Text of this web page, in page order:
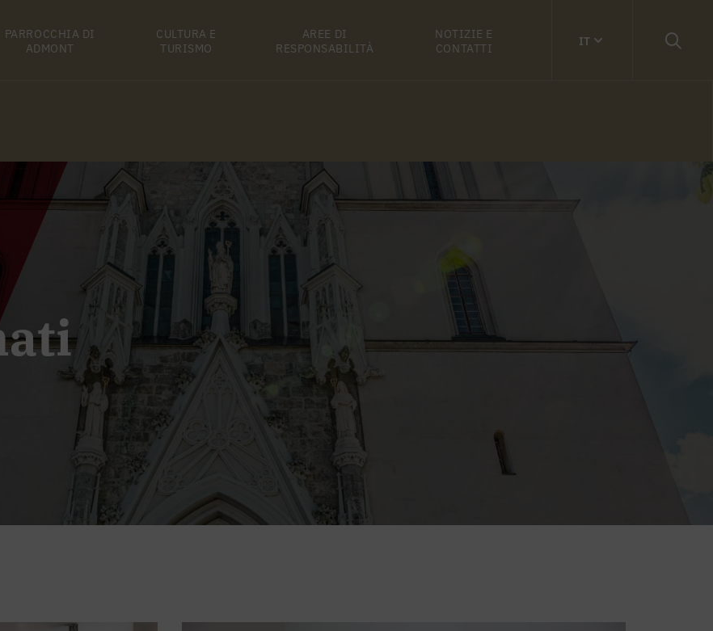
PARROCCHIA DI
ADMONT
CULTURA E
TURISMO
AREE DI
RESPONSABILITÀ
NOTIZIE E
CONTATTI
IT